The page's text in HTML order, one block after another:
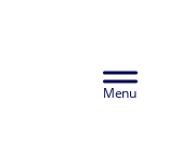
Header